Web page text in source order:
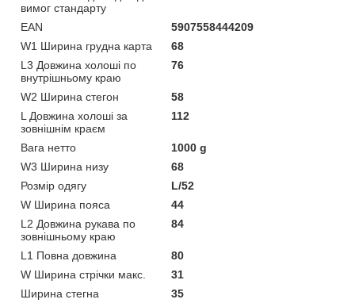
вимог стандарту
EAN
5907558444209
W1 Ширина грудна карта
68
L3 Довжина холоші по
внутрішньому краю
76
W2 Ширина стегон
58
L Довжина холоші за
зовнішнім краєм
112
Вага нетто
1000 g
W3 Ширина низу
68
Розмір одягу
L/52
W Ширина пояса
44
L2 Довжина рукава по
зовнішньому краю
84
L1 Повна довжина
80
W Ширина стрічки макс.
31
Ширина стегна
35